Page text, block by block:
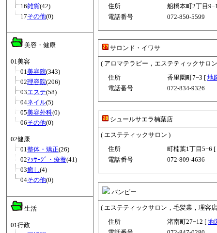
16雑貨(42)
17その他(0)
美容・健康
01美容
01美容院(343)
02理容院(206)
03エステ(58)
04ネイル(5)
05美容外科(0)
06その他(0)
02健康
01整体・矯正(26)
02ﾏｯｻｰｼﾞ・療養(41)
03癒し(4)
04その他(0)
生活
01行政
住所
船橋本町2丁目
電話番号
072-850-5599
サロンド・イワサ
( アロマテラピー，エステティックサロ
住所
香里園町7−3 [ 地
電話番号
072-834-9326
シュールサエラ楠葉店
( エステティックサロン )
住所
町楠葉1丁目5−6 [
電話番号
072-809-4636
バンビー
( エステティックサロン，毛髪業，理容
住所
渚南町27−12 [ 地